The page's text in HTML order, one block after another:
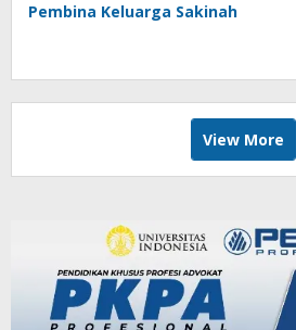
Pembina Keluarga Sakinah
View More